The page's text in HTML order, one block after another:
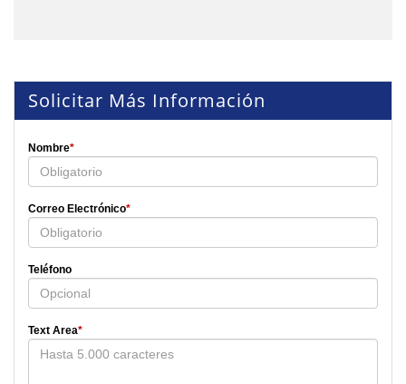
Solicitar Más Información
Nombre*
Correo Electrónico*
Teléfono
Text Area*